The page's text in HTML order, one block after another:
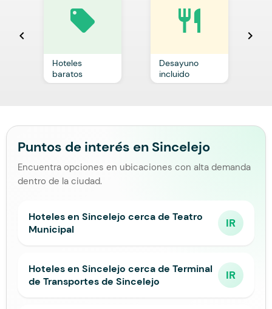
chevron_left
local_offer
Hoteles
baratos
restaurant
Desayuno
incluido
chevron_right
Puntos de interés en Sincelejo
Encuentra opciones en ubicaciones con alta demanda
dentro de la ciudad.
Hoteles en Sincelejo cerca de Teatro
Municipal
IR
Hoteles en Sincelejo cerca de Terminal
de Transportes de Sincelejo
IR